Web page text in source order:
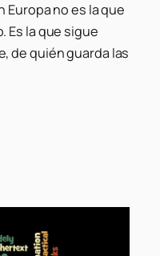
Europa no es la que
Es la que sigue
de quién guarda las